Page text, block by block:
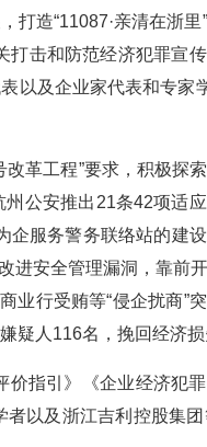
造“11087·亲清在浙里
击和防范经济犯罪宣
以及企业家代表和专家
革工程”要求，积极探
公安推出21条42项适
企服务警务联络站的建
进安全管理漏洞，靠前
业行受贿等“侵企扰商”
疑人116名，挽回经济损
价指引》《企业经济犯
以及浙江吉利控股集